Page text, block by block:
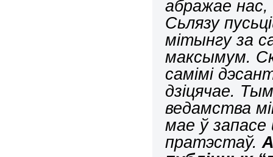
абражае нас,
Сьлязу
мітынгу за
максымум.
самімі
дзіцячае.
ведамства
мае ў
пратэстаў.